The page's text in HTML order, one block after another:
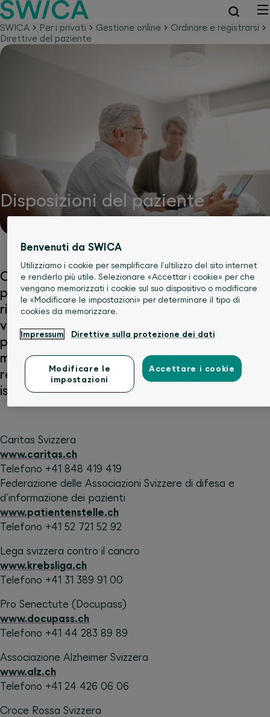
SWICA Per i privati Gestione online
Ordinare e registrarsi
Direttive del paziente
Disposizioni del paziente
Con il documento sulle disposizioni del
paziente avete la certezza che per quanto
riguarda le cure medico-sanitarie la vostra
volontà sarà rispettata anche nel caso non
possiate più esprimervi personalmente in
merito. Potrete ottenere un campione del
relativo formulario presso le seguenti
istituzioni:
Caritas Svizzera
www.caritas.ch
Telefono +41 848 419 419
Federazione delle Associazioni Svizzere di difesa e
d'informazione dei pazienti
www.patientenstelle.ch
Telefono +41 52 721 52 92
Lega svizzera contro il cancro
www.krebsliga.ch
Telefono +41 31 389 91 00
Pro Senectute (Docupass)
www.docupass.ch
Telefono +41 44 283 89 89
Associazione Alzheimer Svizzera
www.alz.ch
Telefono +41 24 426 06 06
Croce Rossa Svizzera
Benvenuti da SWICA
Utilizziamo i cookie per semplificare l’ultilizzo del sito internet
e renderlo più utile. Selezionare «Accettar i cookie» per che
vengano memorizzati i cookie sul suo dispositivo o modificare
le «Modificare le impostazioni» per determinare il tipo di
cookies da memorizzare.
Impressum Direttive sulla protezione dei dati
Modificare le
impostazioni
Accettare i cookie